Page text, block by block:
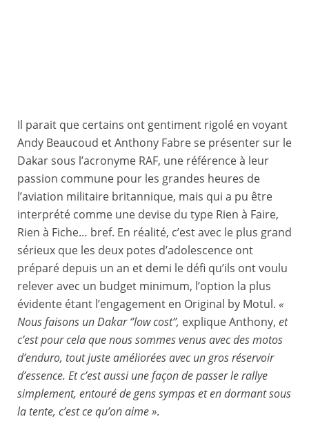
© Rodrigo Barreto
Il parait que certains ont gentiment rigolé en voyant
Andy Beaucoud et Anthony Fabre se présenter sur le
Dakar sous l’acronyme RAF, une référence à leur
passion commune pour les grandes heures de
l’aviation militaire britannique, mais qui a pu être
interprété comme une devise du type Rien à Faire,
Rien à Fiche… bref. En réalité, c’est avec le plus grand
sérieux que les deux potes d’adolescence ont
préparé depuis un an et demi le défi qu’ils ont voulu
relever avec un budget minimum, l’option la plus
évidente étant l’engagement en Original by Motul. «
Nous faisons un Dakar ‘’low cost’’, explique Anthony, et
c’est pour cela que nous sommes venus avec des motos
d’enduro, tout juste améliorées avec un gros réservoir
d’essence. Et c’est aussi une façon de passer le rallye
simplement, entouré de gens sympas et en dormant sous
la tente, c’est ce qu’on aime ».